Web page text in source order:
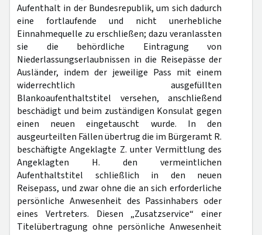
Aufenthalt in der Bundesrepublik, um sich dadurch
eine fortlaufende und nicht unerhebliche
Einnahmequelle zu erschließen; dazu veranlassten
sie die behördliche Eintragung von
Niederlassungserlaubnissen in die Reisepässe der
Ausländer, indem der jeweilige Pass mit einem
widerrechtlich ausgefüllten
Blankoaufenthaltstitel versehen, anschließend
beschädigt und beim zuständigen Konsulat gegen
einen neuen eingetauscht wurde. In den
ausgeurteilten Fällen übertrug die im Bürgeramt R.
beschäftigte Angeklagte Z. unter Vermittlung des
Angeklagten H. den vermeintlichen
Aufenthaltstitel schließlich in den neuen
Reisepass, und zwar ohne die an sich erforderliche
persönliche Anwesenheit des Passinhabers oder
eines Vertreters. Diesen „Zusatzservice“ einer
Titelübertragung ohne persönliche Anwesenheit